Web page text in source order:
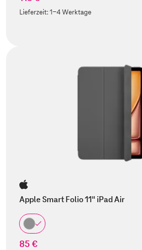
Lieferzeit:1-4 Werktage
Apple Smart Folio 11" iPad Air
85 €